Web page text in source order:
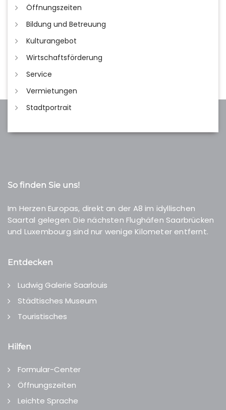
Öffnungszeiten
Bildung und Betreuung
Kulturangebot
Wirtschaftsförderung
Service
Vermietungen
Stadtportrait
So finden Sie uns!
Im Herzen Europas, direkt an der A8 im idyllischen
Saartal gelegen. Die nächsten Flughäfen Saarbrücken
und Luxembourg sind nur wenige Kilometer entfernt.
Entdecken
Ludwig Galerie Saarlouis
Städtisches Museum
Touristisches
Hilfen
Formular-Center
Öffnungszeiten
Leichte Sprache